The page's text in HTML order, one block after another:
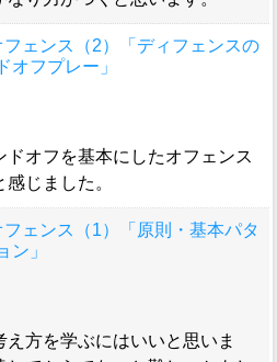
フェンス（2）「ディフェンスの
オフプレー」
オフを基本にしたオフェンス
じました。
フェンス（1）「原則・基本パタ
ン」
方を学ぶにはいいと思いま